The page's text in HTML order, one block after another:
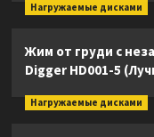
Нагружаемые дисками
Жим от груди с
Digger HD001-5
Нагружаемые дисками